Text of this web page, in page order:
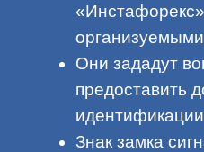
Они зададут
предоставить
Знак замка